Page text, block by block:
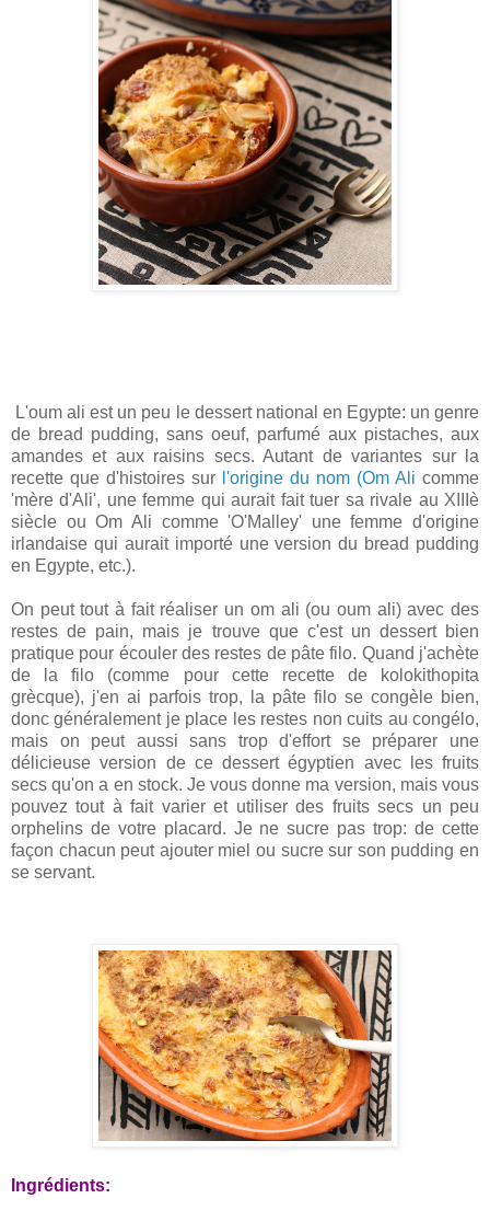
L'oum ali est un peu le dessert national en Egypte: un genre
de bread pudding, sans oeuf, parfumé aux pistaches, aux
amandes et aux raisins secs. Autant de variantes sur la
recette que d'histoires sur l'origine du nom (Om Ali comme
'mère d'Ali', une femme qui aurait fait tuer sa rivale au XIIIè
siècle ou Om Ali comme 'O'Malley' une femme d'origine
irlandaise qui aurait importé une version du bread pudding
en Egypte, etc.).
On peut tout à fait réaliser un om ali (ou oum ali) avec des
restes de pain, mais je trouve que c'est un dessert bien
pratique pour écouler des restes de pâte filo. Quand j'achète
de la filo (comme pour cette recette de kolokithopita
grècque), j'en ai parfois trop, la pâte filo se congèle bien,
donc généralement je place les restes non cuits au congélo,
mais on peut aussi sans trop d'effort se préparer une
délicieuse version de ce dessert égyptien avec les fruits
secs qu'on a en stock. Je vous donne ma version, mais vous
pouvez tout à fait varier et utiliser des fruits secs un peu
orphelins de votre placard. Je ne sucre pas trop: de cette
façon chacun peut ajouter miel ou sucre sur son pudding en
se servant.
Ingrédients: